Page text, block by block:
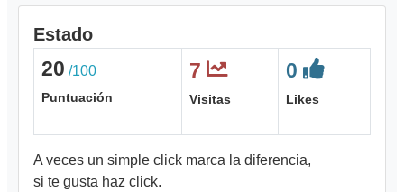
Estado
20 /100
Puntuación
7
Visitas
0
Likes
A veces un simple click marca la diferencia,
si te gusta haz click.